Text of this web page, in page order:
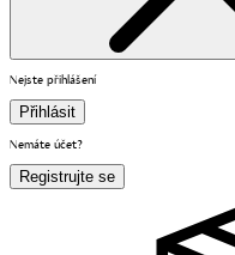
Nejste přihlášení
Přihlásit
Nemáte účet?
Registrujte se